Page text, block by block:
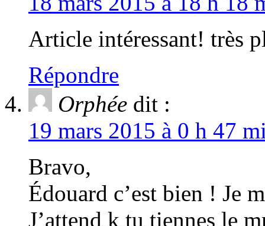
Article intéressant! très
Répondre
Orphée dit :
19 mars 2015 à 0 h 47
Bravo,
Édouard c’est bien ! Je
J’attend k tu tiennes le